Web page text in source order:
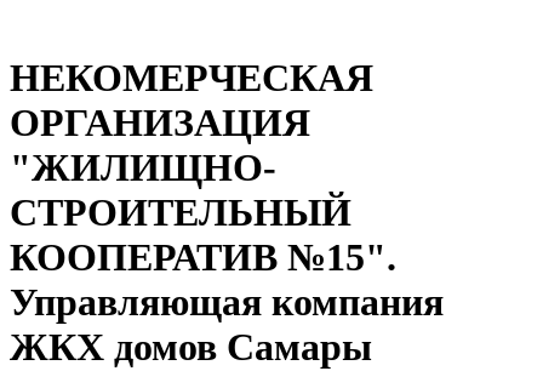
НЕКОМЕРЧЕСКАЯ
ОРГАНИЗАЦИЯ
"ЖИЛИЩНО-
СТРОИТЕЛЬНЫЙ
КООПЕРАТИВ №15".
Управляющая компания
ЖКХ домов Самары